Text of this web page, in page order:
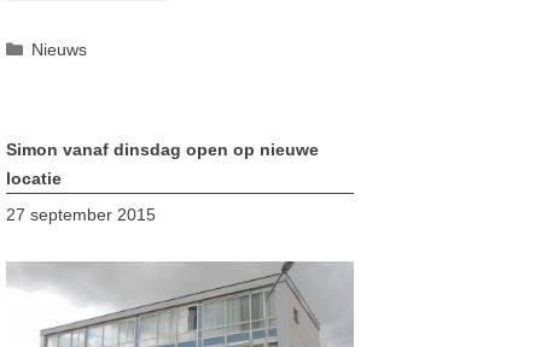
Categorieën
Nieuws
Simon vanaf dinsdag open op nieuwe
locatie
27 september 2015